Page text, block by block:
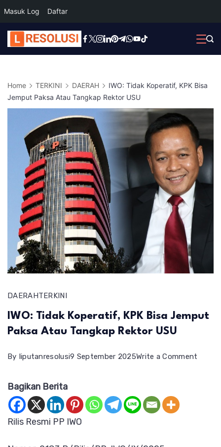
Masuk Log Daftar
Skip
to
Home TERKINI DAERAH
IWO: Tidak Koperatif, KPK Bisa
Jemput Paksa Atau Tangkap Rektor USU
DAERAHTERKINI
IWO: Tidak Koperatif, KPK Bisa Jemput
Paksa Atau Tangkap Rektor USU
By liputanresolusi9 September 2025Write a Comment
Bagikan Berita
Rilis Resmi PP IWO